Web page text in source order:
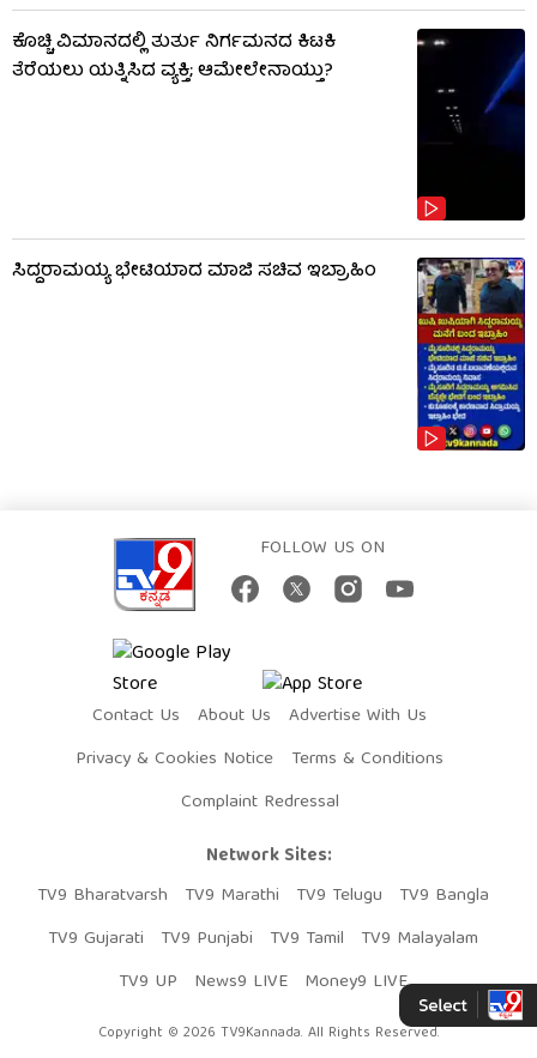
ಕೊಚ್ಚಿ ವಿಮಾನದಲ್ಲಿ ತುರ್ತು ನಿರ್ಗಮನದ ಕಿಟಕಿ
ತೆರೆಯಲು ಯತ್ನಿಸಿದ ವ್ಯಕ್ತಿ; ಆಮೇಲೇನಾಯ್ತು?
ಸಿದ್ದರಾಮಯ್ಯ ಭೇಟಿಯಾದ ಮಾಜಿ ಸಚಿವ ಇಬ್ರಾಹಿಂ
FOLLOW US ON
Contact Us About Us
Advertise With Us
Privacy & Cookies Notice
Terms & Conditions
Complaint Redressal
Network Sites:
TV9 Bharatvarsh
TV9 Marathi TV9 Telugu
TV9 Bangla
TV9 Gujarati
TV9 Punjabi TV9 Tamil
TV9 Malayalam
TV9 UP
News9 LIVE Money9 LIVE
Copyright © 2026 TV9Kannada. All Rights Reserved.